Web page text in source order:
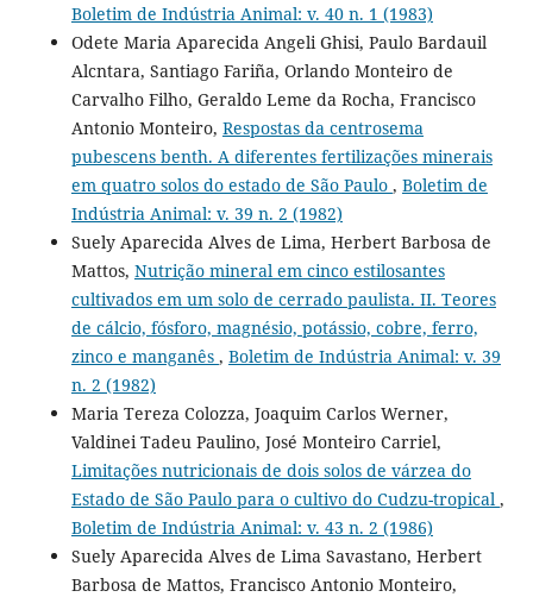
Boletim de Indústria Animal: v. 40 n. 1 (1983)
Odete Maria Aparecida Angeli Ghisi, Paulo Bardauil
Alcntara, Santiago Fariña, Orlando Monteiro de
Carvalho Filho, Geraldo Leme da Rocha, Francisco
Antonio Monteiro, Respostas da centrosema
pubescens benth. A diferentes fertilizações minerais
em quatro solos do estado de São Paulo , Boletim de
Indústria Animal: v. 39 n. 2 (1982)
Suely Aparecida Alves de Lima, Herbert Barbosa de
Mattos, Nutrição mineral em cinco estilosantes
cultivados em um solo de cerrado paulista. II. Teores
de cálcio, fósforo, magnésio, potássio, cobre, ferro,
zinco e manganês , Boletim de Indústria Animal: v. 39
n. 2 (1982)
Maria Tereza Colozza, Joaquim Carlos Werner,
Valdinei Tadeu Paulino, José Monteiro Carriel,
Limitações nutricionais de dois solos de várzea do
Estado de São Paulo para o cultivo do Cudzu-tropical ,
Boletim de Indústria Animal: v. 43 n. 2 (1986)
Suely Aparecida Alves de Lima Savastano, Herbert
Barbosa de Mattos, Francisco Antonio Monteiro,